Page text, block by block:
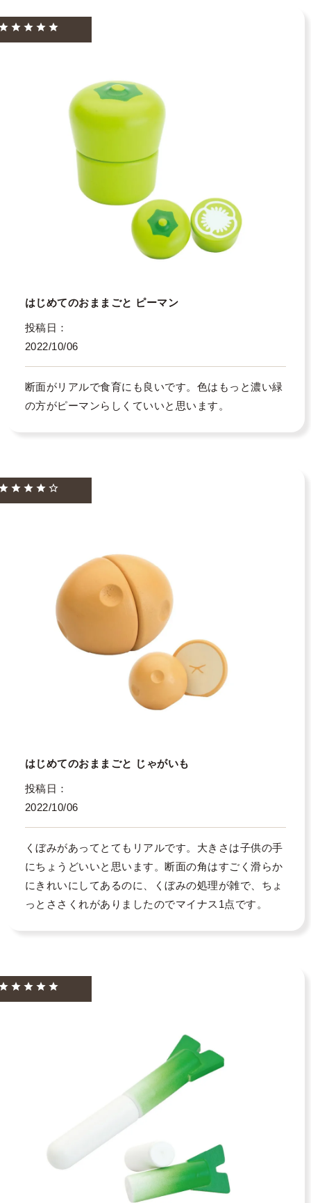
はじめてのおままごと ピーマン
投稿日
2022/10/06
断面がリアルで食育にも良いです。色はもっと濃い緑
の方がピーマンらしくていいと思います。
はじめてのおままごと じゃがいも
投稿日
2022/10/06
くぼみがあってとてもリアルです。大きさは子供の手
にちょうどいいと思います。断面の角はすごく滑らか
にきれいにしてあるのに、くぼみの処理が雑で、ちょ
っとささくれがありましたのでマイナス1点です。